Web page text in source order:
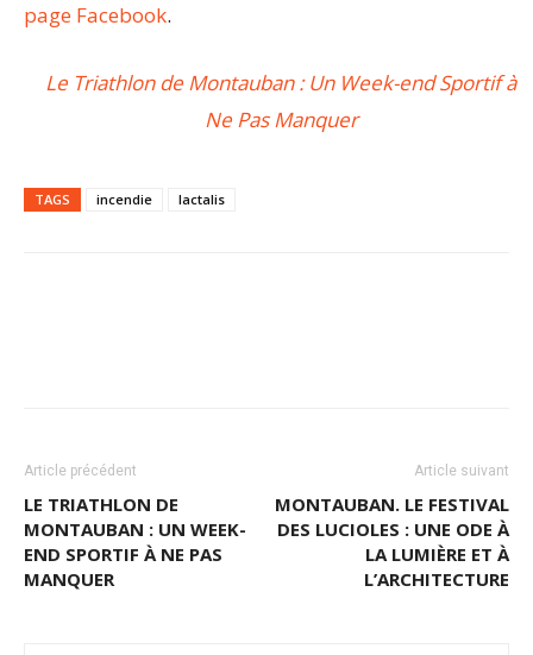
page Facebook.
Le Triathlon de Montauban : Un Week-end Sportif à
Ne Pas Manquer
TAGS incendie lactalis
Article précédent
LE TRIATHLON DE
MONTAUBAN : UN WEEK-
END SPORTIF À NE PAS
MANQUER
Article suivant
MONTAUBAN. LE FESTIVAL
DES LUCIOLES : UNE ODE À
LA LUMIÈRE ET À
L’ARCHITECTURE